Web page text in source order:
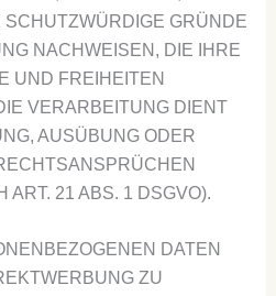
SCHUTZWÜRDIGE GRÜNDE
NACHWEISEN, DIE IHRE
UND FREIHEITEN
VERARBEITUNG DIENT
AUSÜBUNG ODER
ART. 21 ABS. 1 DSGVO).
DATEN
ZU